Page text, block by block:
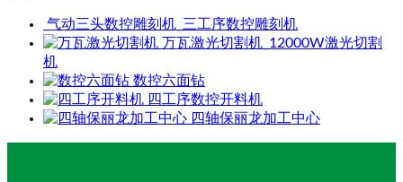
气动三头数控雕刻机_三工序数控雕刻机
万瓦激光切割机_12000W激光切割
机
数控六面钻
四工序数控开料机
四轴保丽龙加工中心